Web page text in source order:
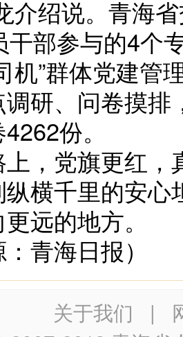
介绍说。青海
干部参与的4个
机”群体党建管
研、问卷摸
份。
党旗更红，
横千里的安
远的地方。
海日报）
关于我们 |